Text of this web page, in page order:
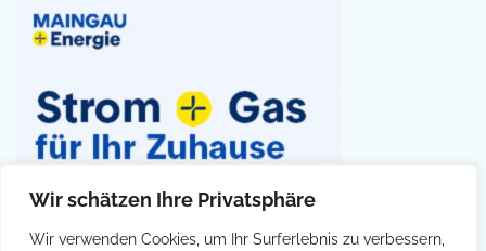
Wir schätzen Ihre Privatsphäre
Wir verwenden Cookies, um Ihr Surferlebnis zu verbessern,